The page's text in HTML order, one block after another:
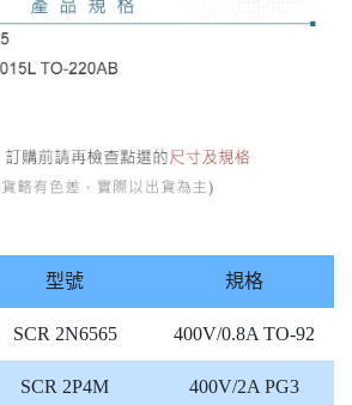
型號 規格
SCR 2N6565 400V/0.8A TO-92
SCR 2P4M 400V/2A PG3